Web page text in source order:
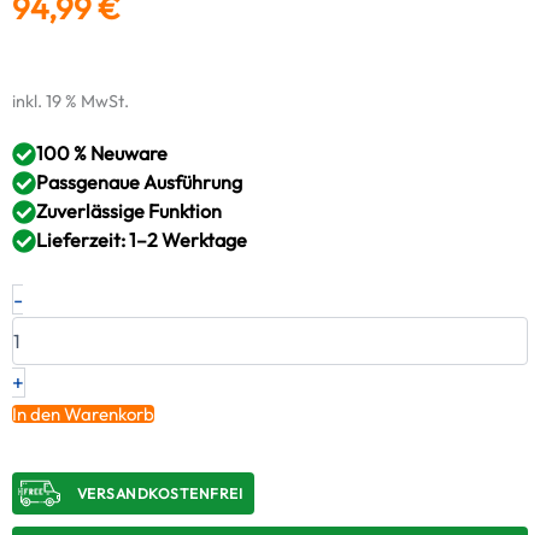
inkl. 19 % MwSt.
100 % Neuware
Passgenaue Ausführung
Zuverlässige Funktion
Lieferzeit: 1–2 Werktage
-
Neuer
Original
SCANIA
–
1442569
ABS764
+
Starter-
+
In den Warenkorb
VERSANDKOSTENFREI​